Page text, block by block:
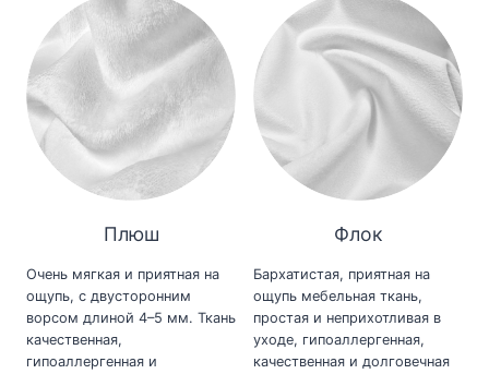
Плюш
Очень мягкая и приятная на
ощупь, с двусторонним
ворсом длиной 4–5 мм. Ткань
качественная,
гипоаллергенная и
Флок
Бархатистая, приятная на
ощупь мебельная ткань,
простая и неприхотливая в
уходе, гипоаллергенная,
качественная и долговечная